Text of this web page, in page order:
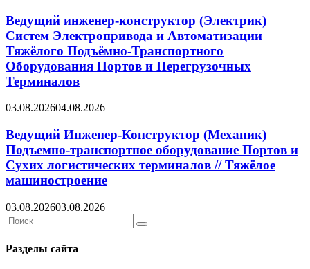
Ведущий инженер-конструктор (Электрик)
Систем Электропривода и Автоматизации
Тяжёлого Подъёмно-Транспортного
Оборудования Портов и Перегрузочных
Терминалов
03.08.202604.08.2026
Ведущий Инженер-Конструктор (Механик)
Подъемно-транспортное оборудование Портов и
Сухих логистических терминалов // Тяжёлое
машиностроение
03.08.202603.08.2026
Search
for:
Search
Разделы сайта